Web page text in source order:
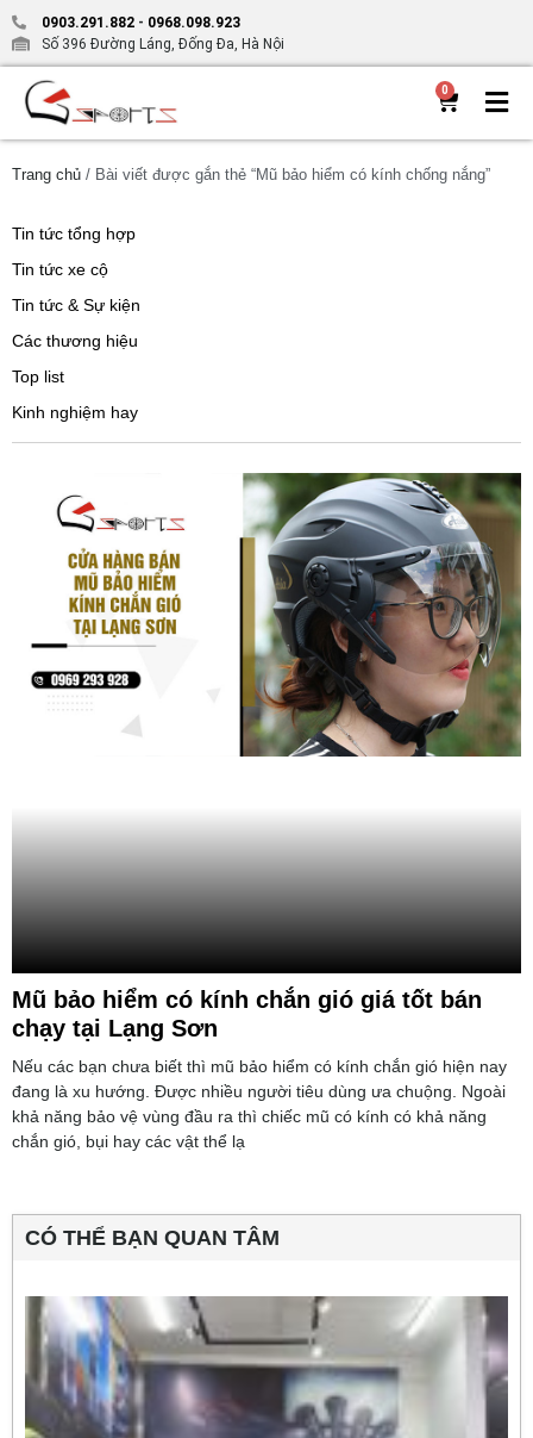
0903.291.882 - 0968.098.923
Số 396 Đường Láng, Đống Đa, Hà Nội
0
Trang chủ / Bài viết được gắn thẻ “Mũ bảo hiểm có kính chống nắng”
Tin tức tổng hợp
Tin tức xe cộ
Tin tức & Sự kiện
Các thương hiệu
Top list
Kinh nghiệm hay
Mũ bảo hiểm có kính chắn gió giá tốt bán
chạy tại Lạng Sơn
Nếu các bạn chưa biết thì mũ bảo hiểm có kính chắn gió hiện nay
đang là xu hướng. Được nhiều người tiêu dùng ưa chuộng. Ngoài
khả năng bảo vệ vùng đầu ra thì chiếc mũ có kính có khả năng
chắn gió, bụi hay các vật thể lạ
CÓ THỂ BẠN QUAN TÂM